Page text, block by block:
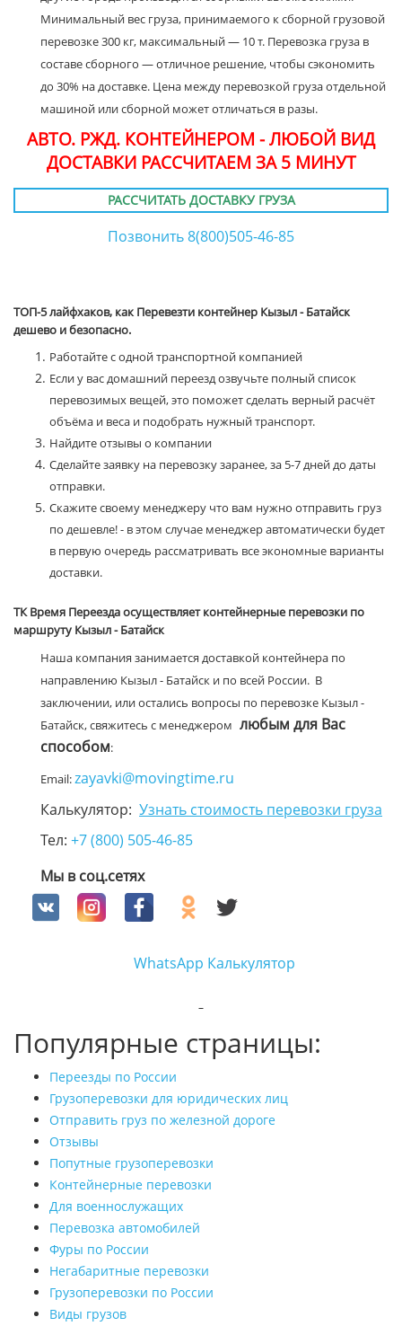
Минимальный вес груза, принимаемого к сборной грузовой
перевозке 300 кг, максимальный — 10 т. Перевозка груза в
составе сборного — отличное решение, чтобы сэкономить
до 30% на доставке. Цена между перевозкой груза отдельной
машиной или сборной может отличаться в разы.
АВТО. РЖД. КОНТЕЙНЕРОМ - ЛЮБОЙ ВИД
ДОСТАВКИ РАССЧИТАЕМ ЗА 5 МИНУТ
РАССЧИТАТЬ ДОСТАВКУ ГРУЗА
Позвонить 8(800)505-46-85
ТОП-5 лайфхаков, как Перевезти контейнер Кызыл - Батайск
дешево и безопасно.
Работайте с одной транспортной компанией
Если у вас домашний переезд озвучьте полный список
перевозимых вещей, это поможет сделать верный расчёт
объёма и веса и подобрать нужный транспорт.
Найдите отзывы о компании
Сделайте заявку на перевозку заранее, за 5-7 дней до даты
отправки.
Скажите своему менеджеру что вам нужно отправить груз
по дешевле! - в этом случае менеджер автоматически будет
в первую очередь рассматривать все экономные варианты
доставки.
ТК Время Переезда осуществляет контейнерные перевозки по
маршруту Кызыл - Батайск
Наша компания занимается доставкой контейнера по
направлению Кызыл - Батайск и по всей России. В
заключении, или остались вопросы по перевозке Кызыл -
Батайск, свяжитесь с менеджером любым для Вас
способом:
Email:zayavki@movingtime.ru
Калькулятор: Узнать стоимость перевозки груза
Тел: +7 (800) 505-46-85
Мы в соц.сетях
WhatsApp Калькулятор
Популярные страницы:
Переезды по России
Грузоперевозки для юридических лиц
Отправить груз по железной дороге
Отзывы
Попутные грузоперевозки
Контейнерные перевозки
Для военнослужащих
Перевозка автомобилей
Фуры по России
Негабаритные перевозки
Грузоперевозки по России
Виды грузов